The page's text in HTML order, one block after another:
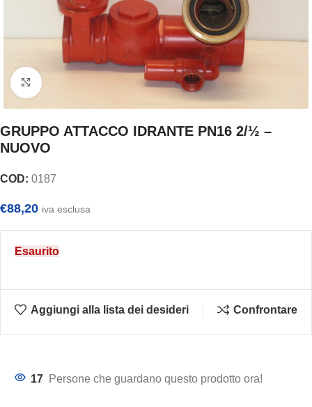
Clicca per ingrandire
GRUPPO ATTACCO IDRANTE PN16 2/½ –
NUOVO
COD: 0187
€88,20 iva esclusa
Esaurito
Aggiungi alla lista dei desideri Confrontare
17 Persone che guardano questo prodotto ora!